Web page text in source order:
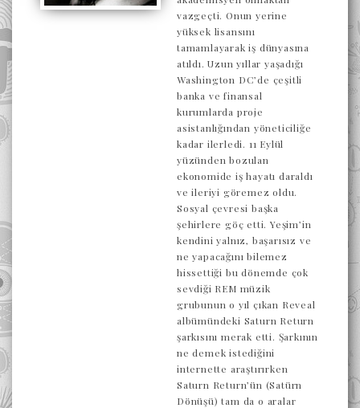
vazgeçti. Onun yerine
yüksek lisansını
tamamlayarak iş dünyasına
atıldı. Uzun yıllar yaşadığı
Washington DC’de çeşitli
banka ve finansal
kurumlarda proje
asistanlığından yöneticiliğe
kadar ilerledi. 11 Eylül
yüzünden bozulan
ekonomide iş hayatı daraldı
ve ileriyi göremez oldu.
Sosyal çevresi başka
şehirlere göç etti. Yeşim’in
kendini yalnız, başarısız ve
ne yapacağını bilemez
hissettiği bu dönemde çok
sevdiği REM müzik
grubunun o yıl çıkan Reveal
albümündeki Saturn Return
şarkısını merak etti. Şarkının
ne demek istediğini
internette araştırırken
Saturn Return’ün (Satürn
Dönüşü) tam da o aralar